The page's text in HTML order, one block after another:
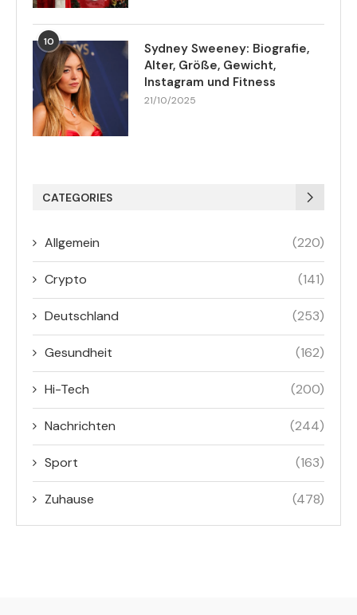
10
Sydney Sweeney: Biografie,
Alter, Größe, Gewicht,
Instagram und Fitness
21/10/2025
CATEGORIES
Allgemein (220)
Crypto (141)
Deutschland (253)
Gesundheit (162)
Hi-Tech (200)
Nachrichten (244)
Sport (163)
Zuhause (478)